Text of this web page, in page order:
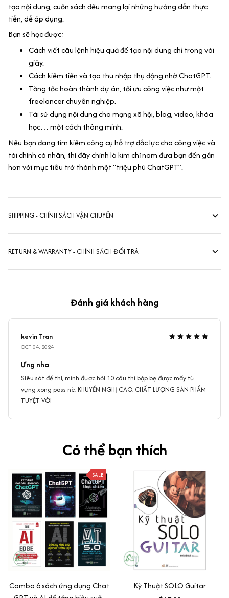
tạo nội dung, cuốn sách đều mang lại những hướng dẫn thực
tiễn, dễ áp dụng.
Bạn sẽ học được:
Cách viết câu lệnh hiệu quả để tạo nội dung chỉ trong vài
giây.
Cách kiếm tiền và tạo thu nhập thụ động nhờ ChatGPT.
Tăng tốc hoàn thành dự án, tối ưu công việc như một
freelancer chuyên nghiệp.
Tái sử dụng nội dung cho mạng xã hội, blog, video, khóa
học… một cách thông minh.
Nếu bạn đang tìm kiếm công cụ hỗ trợ đắc lực cho công việc và
tài chính cá nhân, thì đây chính là kim chỉ nam đưa bạn đến gần
hơn với mục tiêu trở thành một “triệu phú ChatGPT”.
SHIPPING - CHÍNH SÁCH VẬN CHUYỂN
RETURN & WARRANTY - CHÍNH SÁCH ĐỔI TRẢ
Đánh giá khách hàng
kevin Tran
OCT 04, 2024
Ưng nha
Siêu sát đề thi, mình được hỏi 10 câu thì bập bẹ được mấy từ
vựng xong pass nè, KHUYẾN NGHỊ CAO, CHẤT LƯỢNG SẢN PHẨM
TUYỆT VỜI
Có thể bạn thích
SALE
Combo 6 sách ứng dụng Chat
Kỹ Thuật SOLO Guitar